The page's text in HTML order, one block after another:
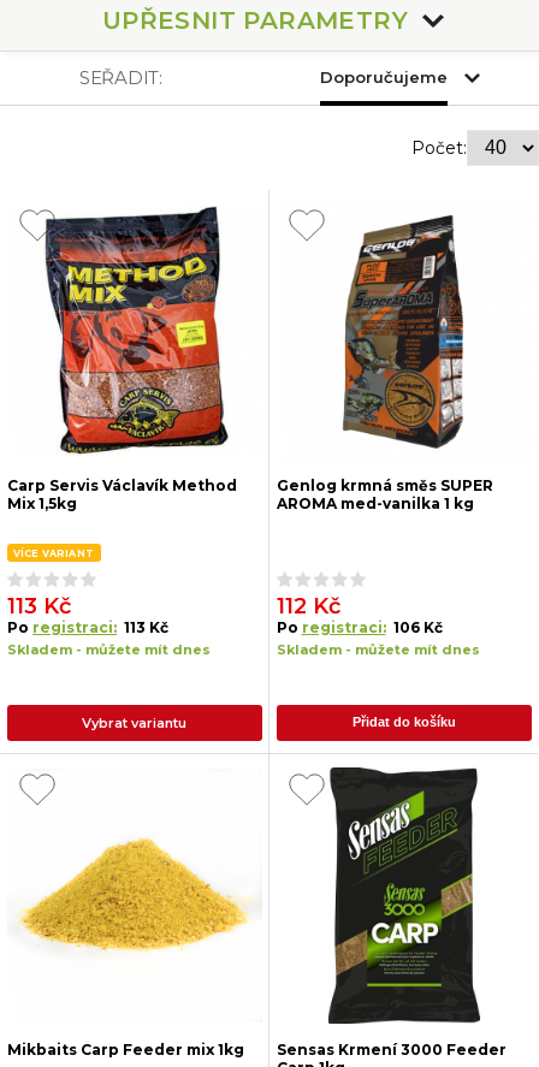
UPŘESNIT PARAMETRY
SEŘADIT: Doporučujeme
Počet:
Carp Servis Václavík Method
Mix 1,5kg
VÍCE VARIANT
113 Kč
Po registraci: 113 Kč
Skladem - můžete mít dnes
Vybrat variantu
Genlog krmná směs SUPER
AROMA med-vanilka 1 kg
112 Kč
Po registraci: 106 Kč
Skladem - můžete mít dnes
Přidat do košíku
Mikbaits Carp Feeder mix 1kg
Sensas Krmení 3000 Feeder